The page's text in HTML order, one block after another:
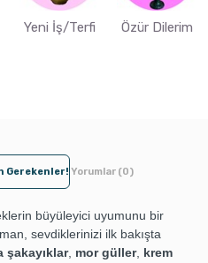
Yeni İş/Terfi Özür Dilerim
Gerekenler! Yorumlar (0)
büyüleyici uyumunu bir
sevdiklerinizi ilk bakışta
şakayıklar, mor güller, krem